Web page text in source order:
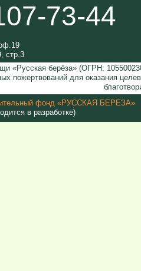
73-44
стр.3
«Русская берёза» (ОГРН:
пожертвований для оказания
фонд «РУССКАЯ БЕРЕЗА»
в разработке)